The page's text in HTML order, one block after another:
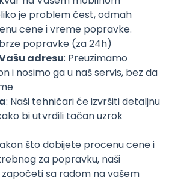
je problem čest, odmah
cene i vreme popravke.
popravke (za 24h)
adresu: Preuzimamo
i nosimo ga u naš servis, bez da
: Naši tehničari će izvršiti detaljnu
bi utvrdili tačan uzrok
što dobijete procenu cene i
za popravku, naši
sa radom na vašem